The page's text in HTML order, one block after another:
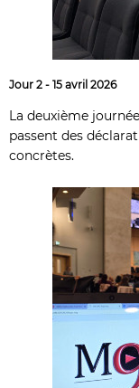
Jour 2 - 15 avril 2026
La deuxième
passent des
concrètes.